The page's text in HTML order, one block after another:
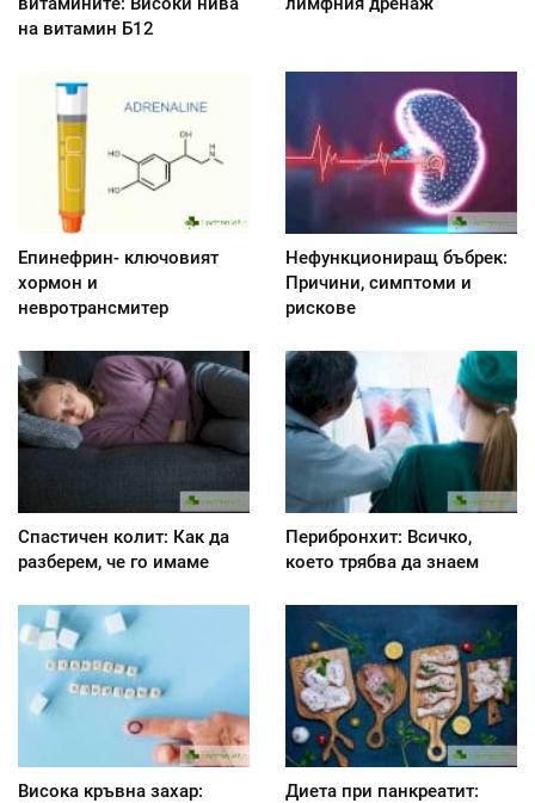
на витамин Б12
Епинефрин- ключовият
хормон и
невротрансмитер
Нефункциониращ бъбрек:
Причини, симптоми и
рискове
Спастичен колит: Как да
разберем, че го имаме
Перибронхит: Всичко,
което трябва да знаем
Висока кръвна захар:
Диета при панкреатит: